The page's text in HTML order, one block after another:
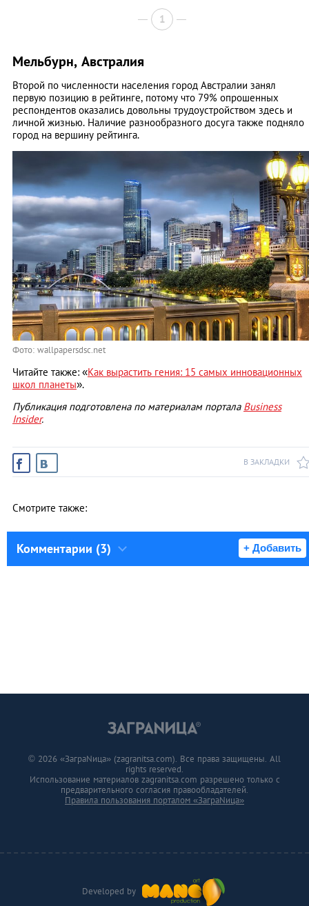
1
Мельбурн, Австралия
Второй по численности населения город Австралии занял
первую позицию в рейтинге, потому что 79% опрошенных
респондентов оказались довольны трудоустройством здесь и
личной жизнью. Наличие разнообразного досуга также подняло
город на вершину рейтинга.
Фото: wallpapersdsc.net
Читайте также: «Как вырастить гения: 15 самых инновационных
школ планеты».
Публикация подготовлена по материалам портала Business
Insider.
В ЗАКЛАДКИ
Смотрите также:
Комментарии (3) + Добавить
Developed by
© 2026 «ЗаграNица» (zagranitsa.com). Все права защищены. All
rights reserved.
Использование материалов zagranitsa.com разрешено только с
предварительного согласия правообладателей.
Правила пользования порталом «ЗаграNица»